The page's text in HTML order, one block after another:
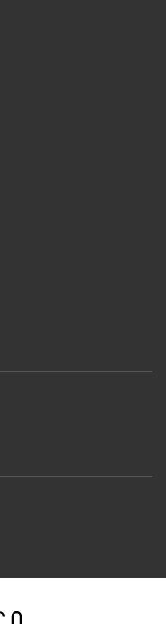
務で決めたことや会
おくと、とても便利
を頭に入れていて
会議の開始時間を
験がある方には、
発できる環境を作
境を構築する。 以前
）で挫折した
ックエンドにするこ
整える。 また、低
を容易にすること
アルした時の話